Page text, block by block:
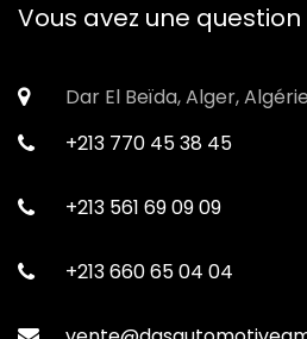
Vous avez une question
Dar El Beïda, Alger, Algérie
+213 770 45 38 45
+213 561 69 09 09
+213 660 65 04 04